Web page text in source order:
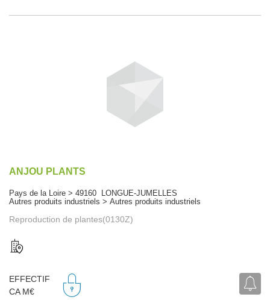
ANJOU PLANTS
Pays de la Loire > 49160 LONGUE-JUMELLES
Autres produits industriels > Autres produits industriels
Reproduction de plantes(0130Z)
EFFECTIF
CA M€